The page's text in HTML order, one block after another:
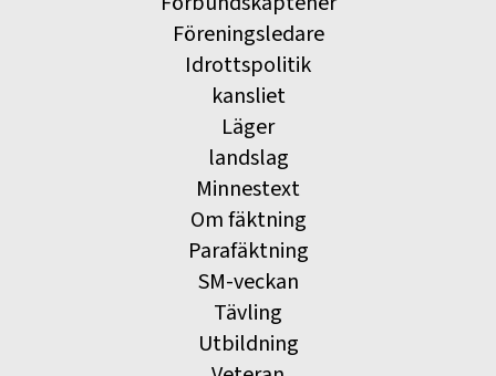
Föreningsledare
Idrottspolitik
kansliet
Läger
landslag
Minnestext
Om fäktning
Parafäktning
SM-veckan
Tävling
Utbildning